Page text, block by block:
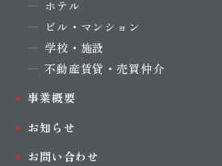
ホテル
ビル・マンション
学校・施設
不動産賃貸・売買仲介
事業概要
お知らせ
お問い合わせ